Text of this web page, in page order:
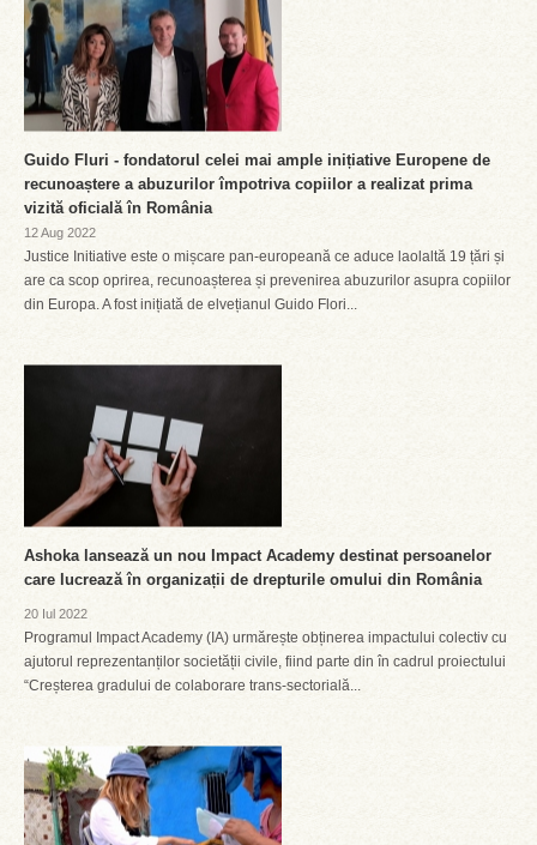
Guido Fluri - fondatorul celei mai ample inițiative Europene de
recunoaștere a abuzurilor împotriva copiilor a realizat prima
vizită oficială în România
12 Aug 2022
Justice Initiative este o mișcare pan-europeană ce aduce laolaltă 19 țări și
are ca scop oprirea, recunoașterea și prevenirea abuzurilor asupra copiilor
din Europa. A fost inițiată de elvețianul Guido Flori...
Ashoka lansează un nou Impact Academy destinat persoanelor
care lucrează în organizații de drepturile omului din România
20 Iul 2022
Programul Impact Academy (IA) urmărește obținerea impactului colectiv cu
ajutorul reprezentanților societății civile, fiind parte din în cadrul proiectului
“Creșterea gradului de colaborare trans-sectorială...